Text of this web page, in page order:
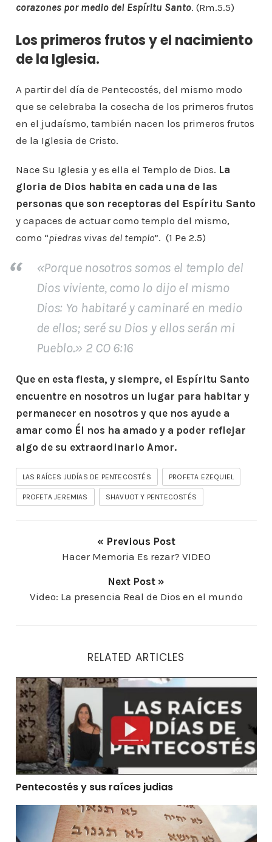
corazones por medio del Espíritu Santo. (Rm.5.5)
Los primeros frutos y el nacimiento
de la Iglesia.
A partir del día de Pentecostés, del mismo modo
que se celebraba la cosecha de los primeros frutos
en el judaísmo, también nacen los primeros frutos
de la Iglesia de Cristo.
Nace Su Iglesia y es ella el Templo de Dios. La
gloria de Dios habita en cada una de las
personas que son receptoras del Espíritu Santo
y capaces de actuar como templo del mismo,
como “piedras vivas del templo”. (1 Pe 2.5)
«Porque nosotros somos el templo del
Dios viviente, como lo dijo el mismo
Dios: Yo habitaré y caminaré en medio
de ellos; seré su Dios y ellos serán mi
Pueblo.» 2 CO 6:16
Que en esta fiesta, y siempre, el Espíritu Santo
encuentre en nosotros un lugar para habitar y
permanecer en nosotros y que nos ayude a
amar como Él nos ha amado y a poder reflejar
algo de su extraordinario Amor.
LAS RAÍCES JUDÍAS DE PENTECOSTÉS PROFETA EZEQUIEL
PROFETA JEREMIAS SHAVUOT Y PENTECOSTÉS
« Previous Post
Hacer Memoria Es rezar? VIDEO
Next Post »
Video: La presencia Real de Dios en el mundo
RELATED ARTICLES
Pentecostés y sus raíces judias
Pentecostés y sus raíces judias
Las raíces judías de Pentecostés